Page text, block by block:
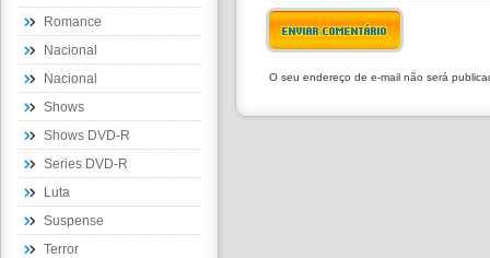
Romance
Nacional
Nacional
Shows
Shows DVD-R
Series DVD-R
Luta
Suspense
Terror
ENVIAR COMENTÁRIO
O seu endereço de e-mail não será